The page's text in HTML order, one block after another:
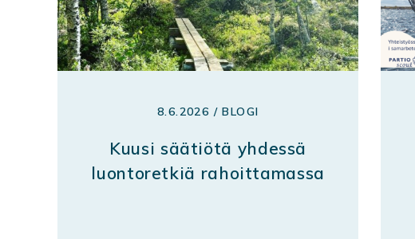
8.6.2026 / BLOGI
Kuusi säätiötä yhdessä
luontoretkiä rahoittamassa